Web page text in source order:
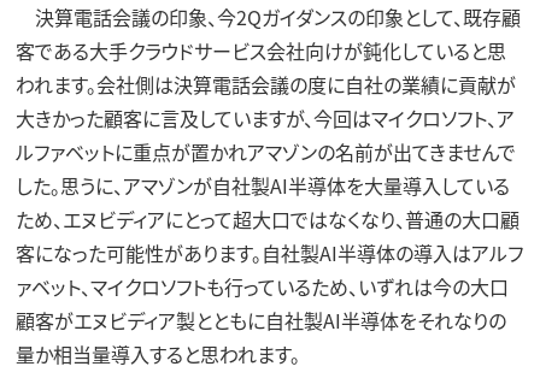
決算電話会議の印象、今2Qガイダンスの印象として、既存顧
客である大手クラウドサービス会社向けが鈍化していると思
われます。会社側は決算電話会議の度に自社の業績に貢献が
大きかった顧客に言及していますが、今回はマイクロソフト、ア
ルファベットに重点が置かれアマゾンの名前が出てきませんで
した。思うに、アマゾンが自社製AI半導体を大量導入している
ため、エヌビディアにとって超大口ではなくなり、普通の大口顧
客になった可能性があります。自社製AI半導体の導入はアルフ
ァベット、マイクロソフトも行っているため、いずれは今の大口
顧客がエヌビディア製とともに自社製AI半導体をそれなりの
量か相当量導入すると思われます。